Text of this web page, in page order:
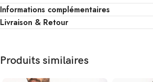
Informations complémentaires
Livraison & Retour
Produits similaires